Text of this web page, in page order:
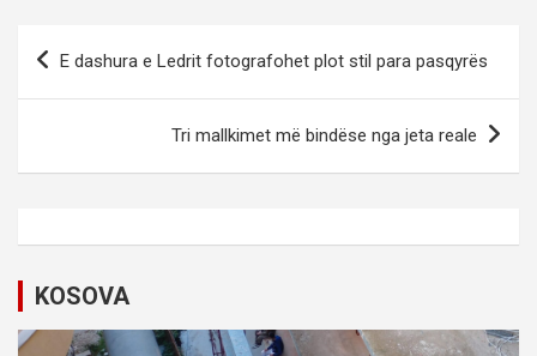
v
i
E dashura e Ledrit fotografohet plot stil para pasqyrës
Tri mallkimet më bindëse nga jeta reale
KOSOVA